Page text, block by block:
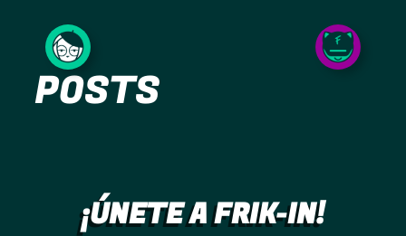
contenido
POSTS
¡ÚNETE A FRIK-IN!